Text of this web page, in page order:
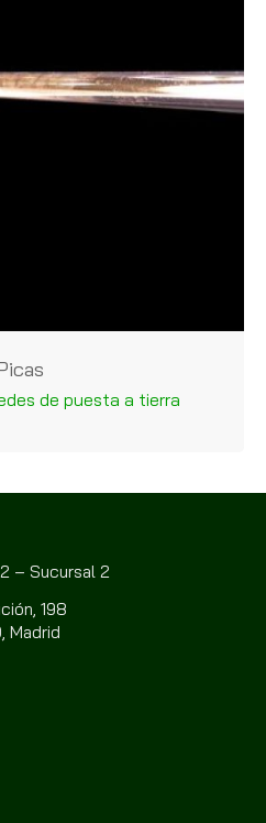
de puesta a tierra
– Sucursal 2
198
Madrid